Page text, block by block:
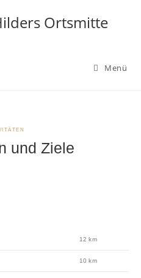
Ortsmitte
Menü
und Ziele
12 km
10 km